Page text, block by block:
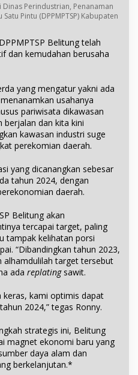
Perindustrian, Penanaman
Pintu (DPPMPTSP) Kabupaten
Belitung telah
dan kemudahan berusaha
yang mengatur yakni ada
usahanya
pariwisata dikawasan
berjalan dan kita kini
kawasan industri suge
perekomian daerah.
yang dicanangkan sebesar
tahun 2024, dengan
daerah.
Belitung akan
tercapai target, paling
tampak kelihatan porsi
“Dibandingkan tahun 2023,
alhamdulilah target tersebut
ada replatingsawit.
keras, kami optimis dapat
2024,” tegas Ronny.
strategis ini, Belitung
magnet ekonomi baru yang
daya alam dan
berkelanjutan.*